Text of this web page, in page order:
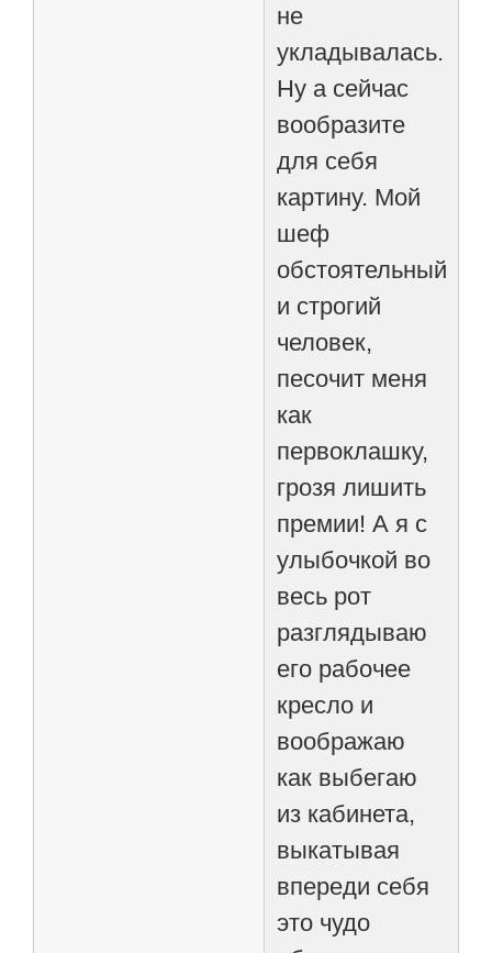
не
укладывалась.
Ну а сейчас
вообразите
для себя
картину. Мой
шеф
обстоятельный
и строгий
человек,
песочит меня
как
первоклашку,
грозя лишить
премии! А я с
улыбочкой во
весь рот
разглядываю
его рабочее
кресло и
воображаю
как выбегаю
из кабинета,
выкатывая
впереди себя
это чудо